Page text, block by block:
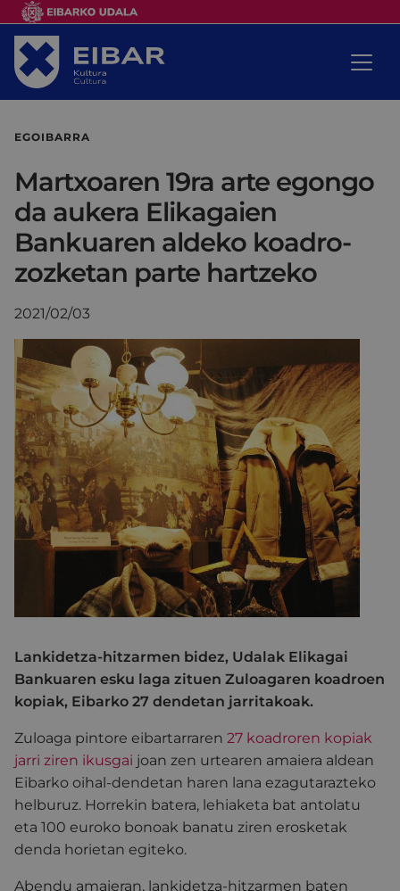
EGOIBARRA
Martxoaren 19ra arte egongo
da aukera Elikagaien
Bankuaren aldeko koadro-
zozketan parte hartzeko
2021/02/03
Lankidetza-hitzarmen bidez, Udalak Elikagai
Bankuaren esku laga zituen Zuloagaren koadroen
kopiak, Eibarko 27 dendetan jarritakoak.
Zuloaga pintore eibartarraren 27 koadroren kopiak
jarri ziren ikusgai joan zen urtearen amaiera aldean
Eibarko oihal-dendetan haren lana ezagutarazteko
helburuz. Horrekin batera, lehiaketa bat antolatu
eta 100 euroko bonoak banatu ziren erosketak
denda horietan egiteko.
Abendu amaieran, lankidetza-hitzarmen baten